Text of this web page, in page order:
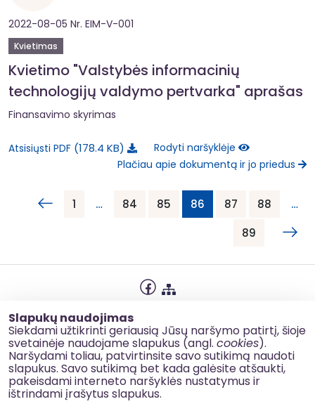
Slapukų naudojimas
Siekdami užtikrinti geriausią Jūsų naršymo patirtį, šioje
svetainėje naudojame slapukus (angl. cookies).
Naršydami toliau, patvirtinsite savo sutikimą naudoti
slapukus. Savo sutikimą bet kada galėsite atšaukti,
pakeisdami interneto naršyklės nustatymus ir
ištrindami įrašytus slapukus.
2022-08-05 Nr. EIM-V-001
Kvietimas
Kvietimo "Valstybės informacinių
technologijų valdymo pertvarka" aprašas
Finansavimo skyrimas
Atsisiųsti PDF 178.4 KB
Rodyti naršyklėje
Plačiau apie dokumentą ir jo priedus
1 … 84 85 86 87 88
…
89
Slapukų naudojimas
Korupcijos prevencija
Kontaktai